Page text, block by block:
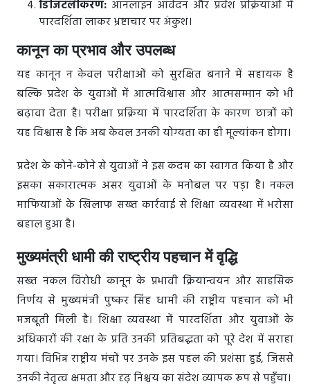
डिजिटलीकरण: ऑनलाइन आवेदन और प्रवेश प्रक्रियाओं में
पारदर्शिता लाकर भ्रष्टाचार पर अंकुश।
कानून का प्रभाव और उपलब्ध
यह कानून न केवल परीक्षाओं को सुरक्षित बनाने में सहायक है
बल्कि प्रदेश के युवाओं में आत्मविश्वास और आत्मसम्मान को भी
बढ़ावा देता है। परीक्षा प्रक्रिया में पारदर्शिता के कारण छात्रों को
यह विश्वास है कि अब केवल उनकी योग्यता का ही मूल्यांकन होगा।
प्रदेश के कोने-कोने से युवाओं ने इस कदम का स्वागत किया है और
इसका सकारात्मक असर युवाओं के मनोबल पर पड़ा है। नकल
माफियाओं के खिलाफ सख्त कार्रवाई से शिक्षा व्यवस्था में भरोसा
बहाल हुआ है।
मुख्यमंत्री धामी की राष्ट्रीय पहचान में वृद्धि
सख्त नकल विरोधी कानून के प्रभावी क्रियान्वयन और साहसिक
निर्णय से मुख्यमंत्री पुष्कर सिंह धामी की राष्ट्रीय पहचान को भी
मजबूती मिली है। शिक्षा व्यवस्था में पारदर्शिता और युवाओं के
अधिकारों की रक्षा के प्रति उनकी प्रतिबद्धता को पूरे देश में सराहा
गया। विभिन्न राष्ट्रीय मंचों पर उनके इस पहल की प्रशंसा हुई, जिससे
उनकी नेतृत्व क्षमता और दृढ़ निश्चय का संदेश व्यापक रूप से पहुँचा।